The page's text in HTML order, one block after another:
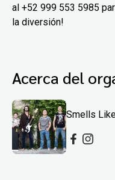
al +52 999 553 5985
la diversión!
Acerca del
Smells